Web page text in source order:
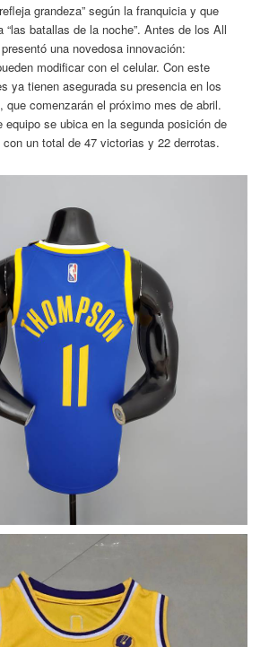
grandeza” según la franquicia y que
“las batallas de la noche”. Antes de los All
una novedosa innovación:
modificar con el celular. Con este
ya tienen asegurada su presencia en los
que comenzarán el próximo mes de abril.
equipo se ubica en la segunda posición de
un total de 47 victorias y 22 derrotas.